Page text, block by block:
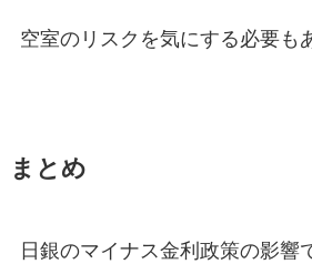
空室のリスクを気にする必要も
まとめ
日銀のマイナス金利政策の影響